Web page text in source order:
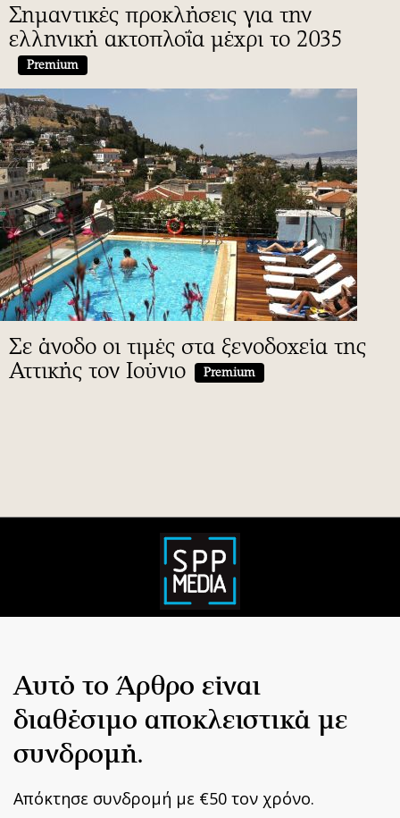
Αυτό το Άρθρο είναι
διαθέσιμο αποκλειστικά με
συνδρομή.
Απόκτησε συνδρομή με €50 τον χρόνο.
Σημαντικές προκλήσεις για την
ελληνική ακτοπλοΐα μέχρι το 2035
Premium
Σε άνοδο οι τιμές στα ξενοδοχεία της
Αττικής τον Ιούνιο
Premium